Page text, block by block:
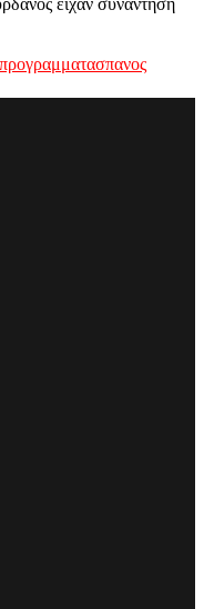
είχαν συνάντηση
προγραμματασπανος